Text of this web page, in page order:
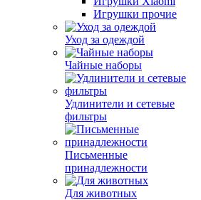
Игрушки прочие
Уход за одеждой
Чайные наборы
Удлинители и сетевые
фильтры
Письменные
принадлежности
Для животных